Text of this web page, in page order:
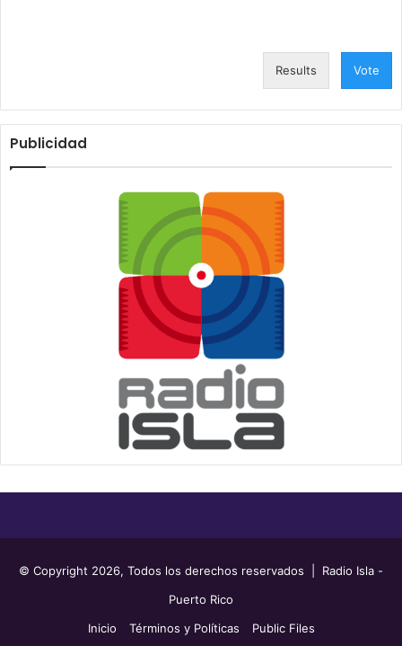
Results Vote
Publicidad
© Copyright 2026, Todos los derechos reservados | Radio Isla -
Puerto Rico
Inicio
Términos y Políticas Public Files